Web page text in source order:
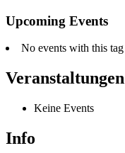
Upcoming Events
No events with this tag
Veranstaltungen
Keine Events
Info